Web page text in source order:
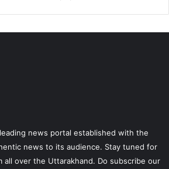
news portal established with the
news to its audience. Stay tuned for
over the Uttarakhand. Do subscribe our